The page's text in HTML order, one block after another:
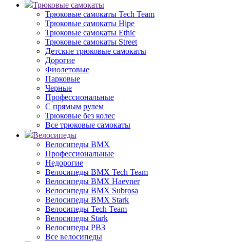
Трюковые самокаты
Трюковые самокаты Tech Team
Трюковые самокаты Hipe
Трюковые самокаты Ethic
Трюковые самокаты Street
Детские трюковые самокаты
Дорогие
Фиолетовые
Парковые
Черные
Профессиональные
С прямым рулем
Трюковые без колес
Все трюковые самокаты
Велосипеды
Велосипеды BMX
Профессиональные
Недорогие
Велосипеды BMX Tech Team
Велосипеды BMX Haevner
Велосипеды BMX Subrosa
Велосипеды BMX Stark
Велосипеды Tech Team
Велосипеды Stark
Велосипеды РВЗ
Все велосипеды